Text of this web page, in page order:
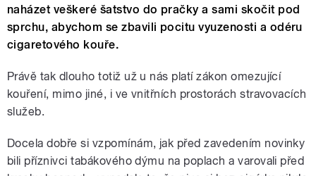
naházet veškeré šatstvo do pračky a sami skočit pod
sprchu, abychom se zbavili pocitu vyuzenosti a odéru
cigaretového kouře.
Právě tak dlouho totiž už u nás platí zákon omezující
kouření, mimo jiné, i ve vnitřních prostorách stravovacích
služeb.
Docela dobře si vzpomínám, jak před zavedením novinky
bili příznivci tabákového dýmu na poplach a varovali před